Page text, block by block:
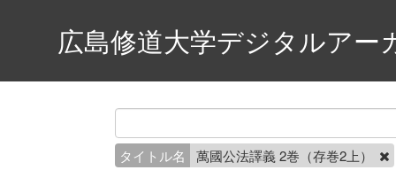
広島修道大学デジタルアー
タイトル名
萬國公法譯義 2巻（存巻2上）